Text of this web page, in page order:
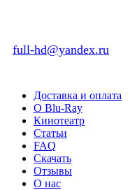
full-hd@yandex.ru
Доставка и оплата
О Blu-Ray
Кинотеатр
Статьи
FAQ
Скачать
Отзывы
О нас